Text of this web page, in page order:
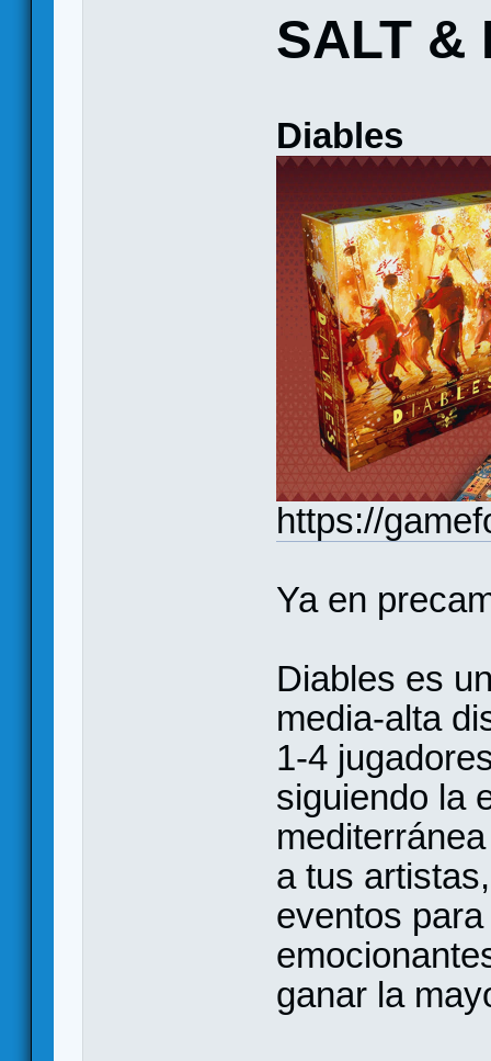
SALT &
Diables
https://
Ya en
Diables es
media-alta
1-4
siguiendo la
a tus
eventos
ganar la